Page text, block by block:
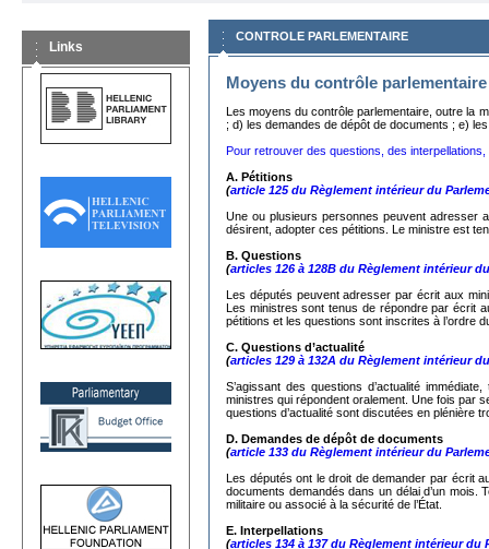
Links
CONTROLE PARLEMENTAIRE
Moyens du contrôle parlementaire
Les moyens du contrôle parlementaire, outre la
; d) les demandes de dépôt de documents ; e)
Pour retrouver des questions, des
A. Pétitions
(article 125 du Règlement intérieur du
Une ou plusieurs personnes peuvent adresser
désirent, adopter ces pétitions. Le ministre est
Β. Questions
(articles 126 à 128B du Règlement intérieur
Les députés peuvent adresser par écrit aux
Les ministres sont tenus de répondre par écrit
pétitions et les questions sont inscrites à l’ordre
C. Questions d’actualité
(articles 129 à 132A du Règlement intérieur
S’agissant des questions d’actualité
ministres qui répondent oralement. Une fois par
questions d’actualité sont discutées en plénière
D. Demandes de dépôt de documents
(article 133 du Règlement intérieur du
Les députés ont le droit de demander par écrit
documents demandés dans un délai d’un
militaire ou associé à la sécurité de l’État.
Ε. Interpellations
(articles 134 à 137 du Règlement intérieur du